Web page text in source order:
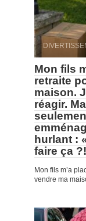
Mon fils
retraite
maison.
réagir.
hurlant :
faire ça
Mon fils m’a
vendre ma